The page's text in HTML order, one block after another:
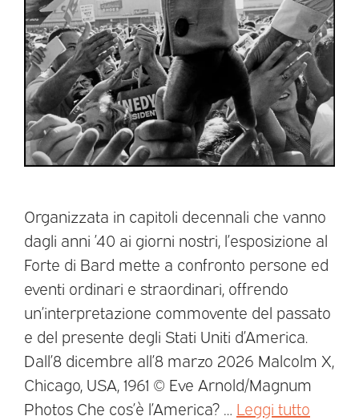
Organizzata in capitoli decennali che vanno
dagli anni ’40 ai giorni nostri, l’esposizione al
Forte di Bard mette a confronto persone ed
eventi ordinari e straordinari, offrendo
un’interpretazione commovente del passato
e del presente degli Stati Uniti d’America.
Dall’8 dicembre all’8 marzo 2026 Malcolm X,
Chicago, USA, 1961 © Eve Arnold/Magnum
Photos Che cos’è l’America? … Leggi tutto